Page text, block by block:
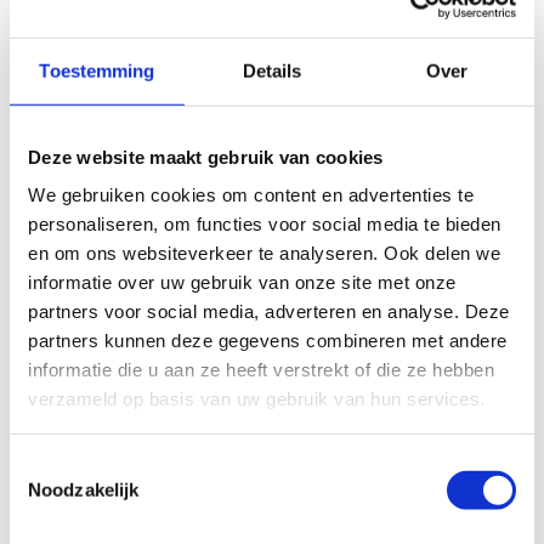
Toestemming Details Over
Deze website maakt gebruik van cookies
We gebruiken cookies om content en advertenties te
personaliseren, om functies voor social media te bieden
en om ons websiteverkeer te analyseren. Ook delen we
informatie over uw gebruik van onze site met onze
partners voor social media, adverteren en analyse. Deze
partners kunnen deze gegevens combineren met andere
informatie die u aan ze heeft verstrekt of die ze hebben
verzameld op basis van uw gebruik van hun services.
Noodzakelijk
Door het zorgen voor een goed opgeleid officialkorps,
die de wedstrijden in goede banen leiden, wordt het
officials wordt rekening gehouden met de aard van de
wedstrijden. Officials zijn onmisbaar, maar we gaan een
plan maken om de kostenpost officialvergoedingen voor
organisatoren in de toekomst te verlagen.
De NTB biedt verder vanuit het bondsbureau
ondersteuning aan nieuwe en bestaande organisaties en
deze dienstverlening wordt in 2024 verder uitgebreid.
Zo zijn we druk bezig met het opzetten van
fungeren als platformen waar kennis en ervaring